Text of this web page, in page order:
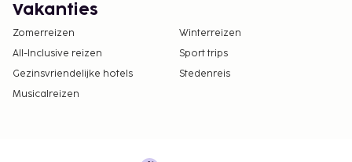
Vakanties
Zomerreizen
Winterreizen
All-Inclusive reizen
Sport trips
Gezinsvriendelijke hotels
Stedenreis
Musicalreizen